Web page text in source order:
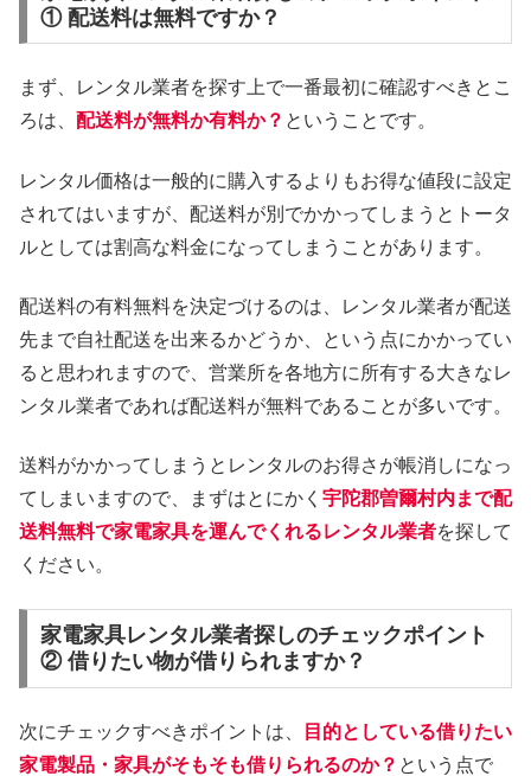
① 配送料は無料ですか？
まず、レンタル業者を探す上で一番最初に確認すべきとこ
ろは、 配送料が無料か有料か？ ということです。
レンタル価格は一般的に購入するよりもお得な値段に設定
されてはいますが、配送料が別でかかってしまうとトータ
ルとしては割高な料金になってしまうことがあります。
配送料の有料無料を決定づけるのは、レンタル業者が配送
先まで自社配送を出来るかどうか、という点にかかってい
ると思われますので、営業所を各地方に所有する大きなレ
ンタル業者であれば配送料が無料であることが多いです。
送料がかかってしまうとレンタルのお得さが帳消しになっ
てしまいますので、まずはとにかく 宇陀郡曽爾村内まで配
送料無料で家電家具を運んでくれるレンタル業者を探して
ください。
家電家具レンタル業者探しのチェックポイント
② 借りたい物が借りられますか？
次にチェックすべきポイントは、
目的としている借りたい
家電製品・家具がそもそも借りられるのか？ という点で